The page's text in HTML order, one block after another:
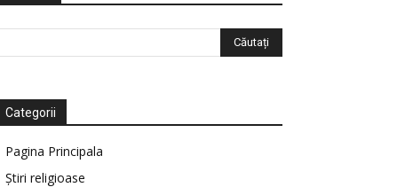
Categorii
Pagina Principala
Știri religioase